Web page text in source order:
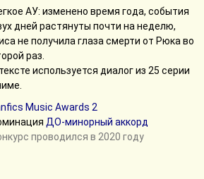
АУ: изменено время года, события
дней растянуты почти на неделю,
не получила глаза смерти от Рюка во
раз.
используется диалог из 25 серии
Music Awards 2
ДО-минорный аккорд
проводился в 2020 году